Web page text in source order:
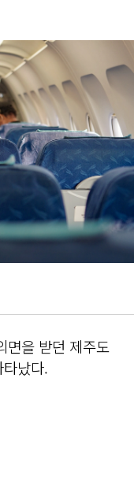
면을 받던 제주도
났다.